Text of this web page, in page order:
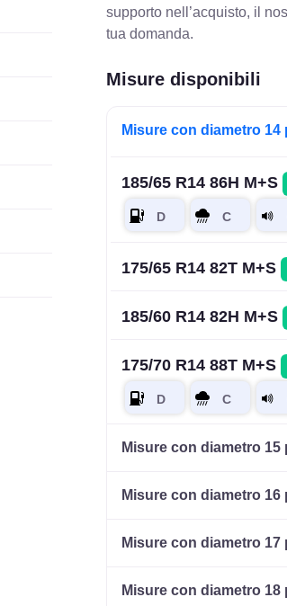
supporto nell’acquisto, il
tua domanda.
Misure disponibili
Misure con diametro 14
185/65 R14 86H M+S
175/65 R14 82T M+S
185/60 R14 82H M+S
175/70 R14 88T M+S
Misure con diametro 15
Misure con diametro 16
Misure con diametro 17
Misure con diametro 18